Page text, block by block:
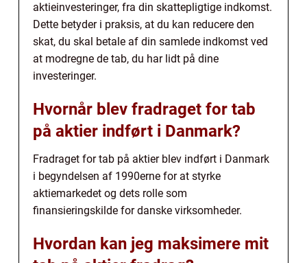
aktieinvesteringer, fra din skattepligtige indkomst.
Dette betyder i praksis, at du kan reducere den
skat, du skal betale af din samlede indkomst ved
at modregne de tab, du har lidt på dine
investeringer.
Hvornår blev fradraget for tab
på aktier indført i Danmark?
Fradraget for tab på aktier blev indført i Danmark
i begyndelsen af 1990erne for at styrke
aktiemarkedet og dets rolle som
finansieringskilde for danske virksomheder.
Hvordan kan jeg maksimere mit